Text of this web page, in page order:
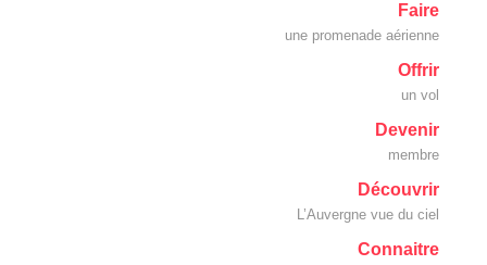
Faire
une promenade aérienne
Offrir
un vol
Devenir
membre
Découvrir
L’Auvergne vue du ciel
Connaitre